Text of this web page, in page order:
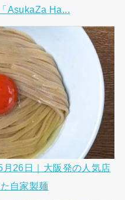
AsukaZa Ha...
月26日｜大阪発の人気店
自家製麺